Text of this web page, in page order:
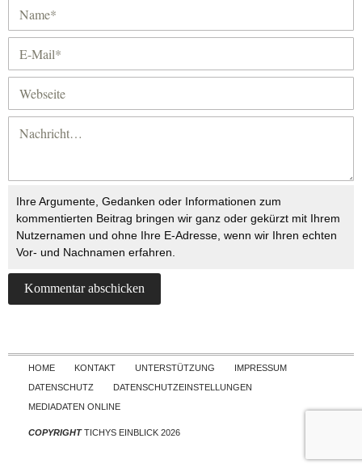
Ihre Argumente, Gedanken oder Informationen zum
kommentierten Beitrag bringen wir ganz oder gekürzt mit Ihrem
Nutzernamen und ohne Ihre E-Adresse, wenn wir Ihren echten
Vor- und Nachnamen erfahren.
Skip to content
HOME KONTAKT UNTERSTÜTZUNG
IMPRESSUM
DATENSCHUTZ
DATENSCHUTZEINSTELLUNGEN
MEDIADATEN ONLINE
COPYRIGHTTICHYS EINBLICK 2026